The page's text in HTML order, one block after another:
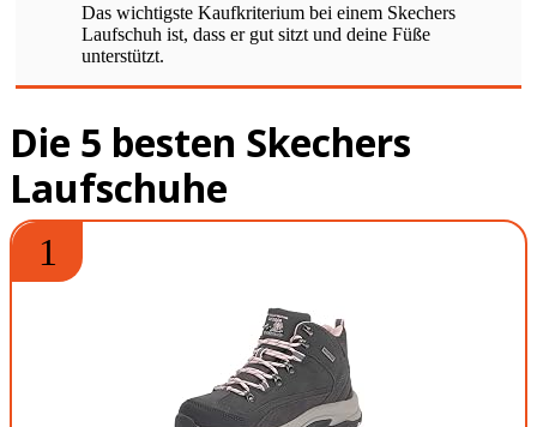
Das wichtigste Kaufkriterium bei einem Skechers
Laufschuh ist, dass er gut sitzt und deine Füße
unterstützt.
Die 5 besten Skechers
Laufschuhe
1